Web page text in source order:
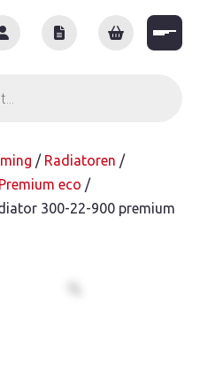
/ Radiatoren /
eco /
300-22-900 premium